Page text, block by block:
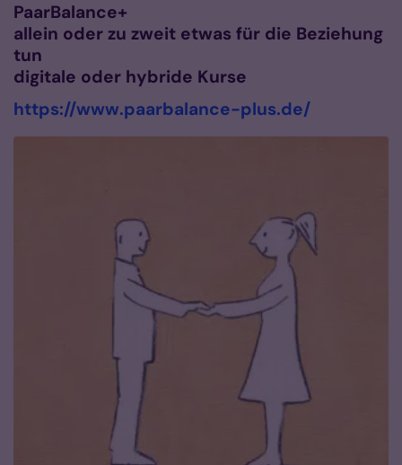
PaarBalance+
allein oder zu zweit etwas für die Beziehung
tun
digitale oder hybride Kurse
https://www.paarbalance-plus.de/